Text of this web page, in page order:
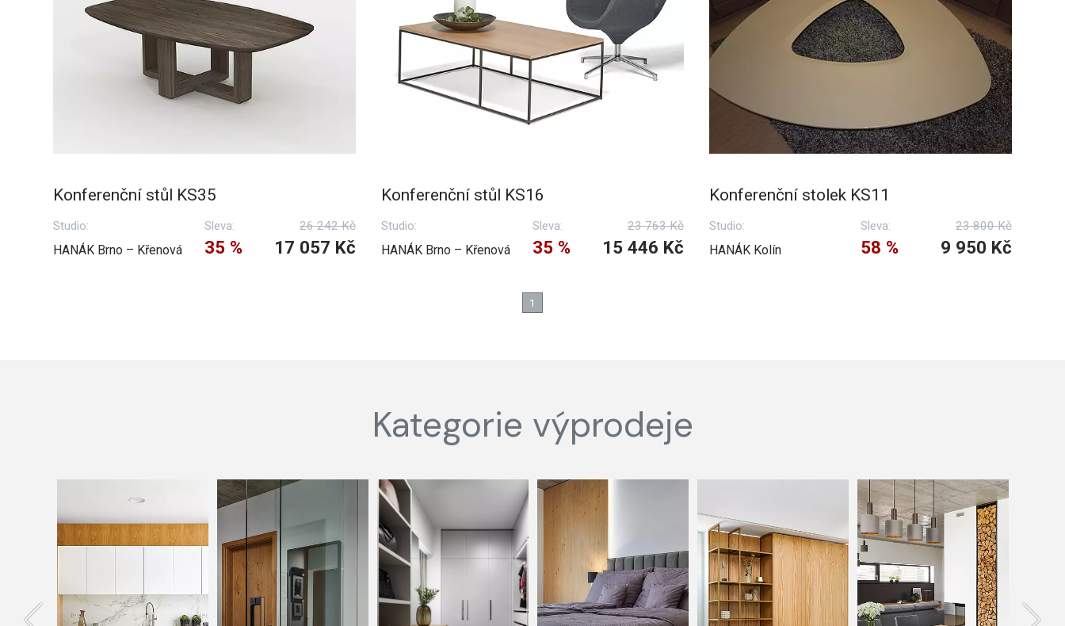
Konferenční stůl KS35
Studio:
HANÁK Brno – Křenová
Sleva:
35 %
26 242 Kč
17 057 Kč
Konferenční stůl KS16
Studio:
HANÁK Brno – Křenová
Sleva:
35 %
23 763 Kč
15 446 Kč
Konferenční stolek KS11
Studio:
HANÁK Kolín
Sleva:
58 %
23 800 Kč
9 950 Kč
1
Kategorie výprodeje